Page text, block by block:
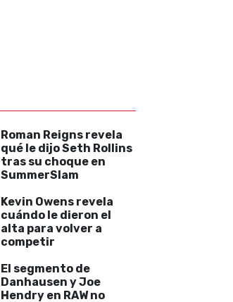
Roman Reigns revela
qué le dijo Seth Rollins
tras su choque en
SummerSlam
Kevin Owens revela
cuándo le dieron el
alta para volver a
competir
El segmento de
Danhausen y Joe
Hendry en RAW no